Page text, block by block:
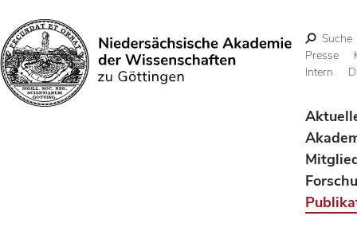
Suchen
Suche
Presse
Intern